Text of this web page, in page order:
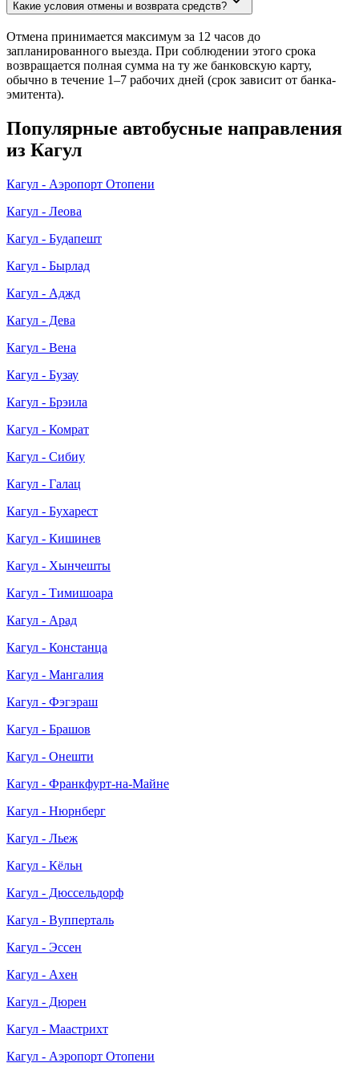
Какие условия отмены и возврата средств?
Отмена принимается максимум за 12 часов до
запланированного выезда. При соблюдении этого срока
возвращается полная сумма на ту же банковскую карту,
обычно в течение 1–7 рабочих дней (срок зависит от банка-
эмитента).
Популярные автобусные направления
из Кагул
Кагул - Аэропорт Отопени
Кагул - Леова
Кагул - Будапешт
Кагул - Бырлад
Кагул - Аджд
Кагул - Дева
Кагул - Вена
Кагул - Бузау
Кагул - Брэила
Кагул - Комрат
Кагул - Сибиу
Кагул - Галац
Кагул - Бухарест
Кагул - Кишинев
Кагул - Хынчешты
Кагул - Тимишоара
Кагул - Арад
Кагул - Констанца
Кагул - Мангалия
Кагул - Фэгэраш
Кагул - Брашов
Кагул - Онешти
Кагул - Франкфурт-на-Майне
Кагул - Нюрнберг
Кагул - Льеж
Кагул - Кёльн
Кагул - Дюссельдорф
Кагул - Вупперталь
Кагул - Эссен
Кагул - Ахен
Кагул - Дюрен
Кагул - Маастрихт
Кагул - Аэропорт Отопени